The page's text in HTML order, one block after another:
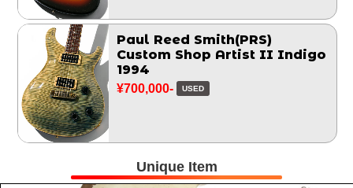
Paul Reed Smith(PRS)
Custom Shop Artist II Indigo
1994
¥700,000- USED
Unique Item